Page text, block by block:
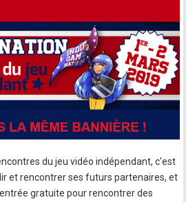
du jeu vidéo indépendant, c'est
et rencontrer ses futurs partenaires, et
gratuite pour rencontrer des